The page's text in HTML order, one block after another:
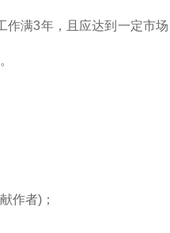
作满3年，且应达到一定市场
作者)；